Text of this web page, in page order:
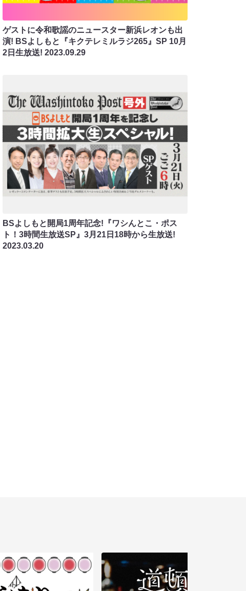
ゲストに令和歌謡のニュースター新浜レオンも出
演! BSよしもと『キクテレミルラジ265』SP 10月
2日生放送! 2023.09.29
BSよしもと開局1周年記念!『ワシんとこ・ポス
ト！3時間生放送SP』3月21日18時から生放送!
2023.03.20